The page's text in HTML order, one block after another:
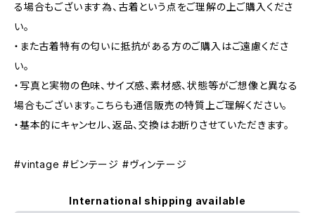
る場合もございます為、古着という点をご理解の上ご購入くださ
い。
・また古着特有の匂いに抵抗がある方のご購入はご遠慮くださ
い。
・写真と実物の色味、サイズ感、素材感、状態等がご想像と異なる
場合もございます。こちらも通信販売の特質上ご理解ください。
・基本的にキャンセル、返品、交換はお断りさせていただきます。
#vintage #ビンテージ #ヴィンテージ
International shipping available